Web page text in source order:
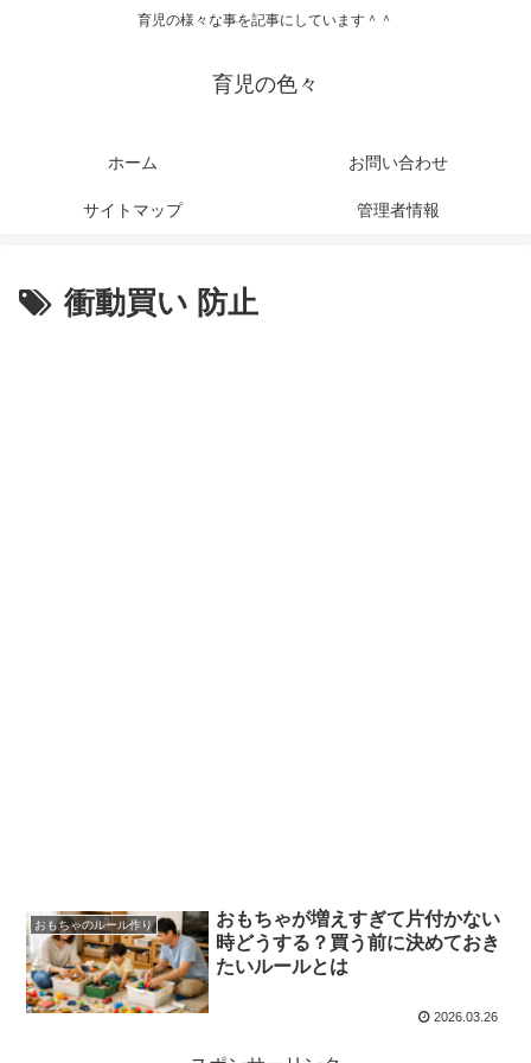
育児の様々な事を記事にしています＾＾
育児の色々
ホーム お問い合わせ
サイトマップ 管理者情報
衝動買い 防止
おもちゃのルール作り
おもちゃが増えすぎて片付かない
時どうする？買う前に決めておき
たいルールとは
2026.03.26